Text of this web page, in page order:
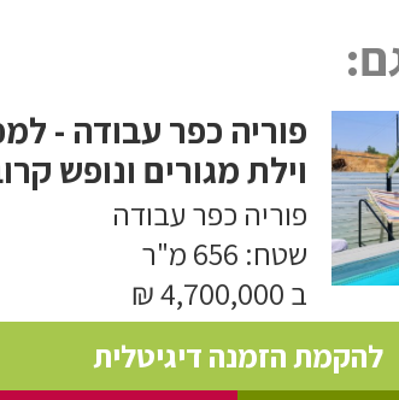
פוריה כפר עבודה -
וילת מגורים ונופש
פוריה כפר עבודה
שטח: 656 מ"ר
ב 4,700,000 ₪
להקמת הזמנה דיגיטלית